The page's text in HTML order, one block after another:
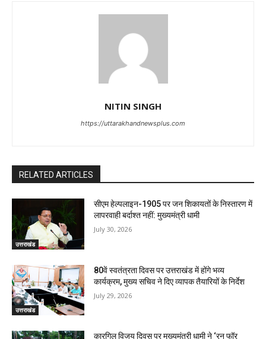
NITIN SINGH
https://uttarakhandnewsplus.com
RELATED ARTICLES
उत्तराखंड
सीएम हेल्पलाइन-1905 पर जन शिकायतों के निस्तारण में
लापरवाही बर्दाश्त नहीं: मुख्यमंत्री धामी
July 30, 2026
उत्तराखंड
80वें स्वतंत्रता दिवस पर उत्तराखंड में होंगे भव्य
कार्यक्रम, मुख्य सचिव ने दिए व्यापक तैयारियों के निर्देश
July 29, 2026
कारगिल विजय दिवस पर मुख्यमंत्री धामी ने ‘रन फॉर